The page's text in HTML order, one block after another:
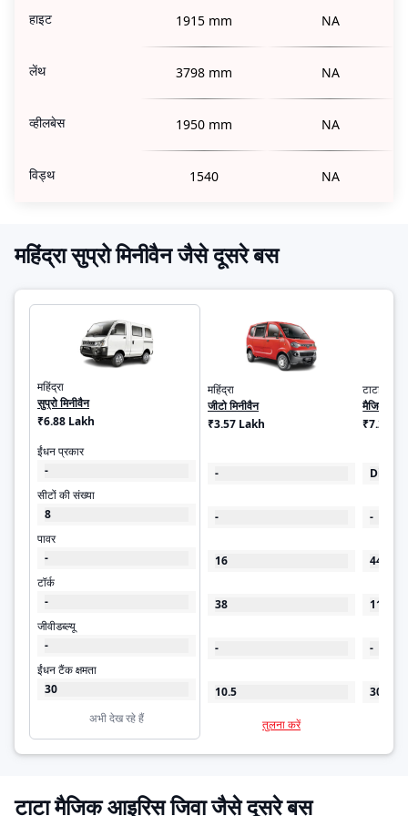
हाइट 1915 mm NA
लेंथ 3798 mm NA
व्हीलबेस 1950 mm NA
विड्थ 1540 NA
महिंद्रा सुप्रो मिनीवैन जैसे दूसरे बस
महिंद्रा
सुप्रो मिनीवैन
₹6.88 Lakh
ईंधन प्रकार
-
सीटों की संख्या
8
पावर
-
टॉर्क
-
जीवीडब्ल्यू
-
ईंधन टैंक क्षमता
30
अभी देख रहे हैं
महिंद्रा
जीटो मिनीवैन
₹3.57 Lakh
-
-
16
38
-
10.5
तुलना करें
टाटा
मैजिक
₹7.27
Diesel
-
44
110
-
30
टाटा मैजिक आइरिस जिवा जैसे दूसरे बस